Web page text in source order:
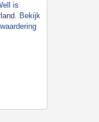
is
Bekijk